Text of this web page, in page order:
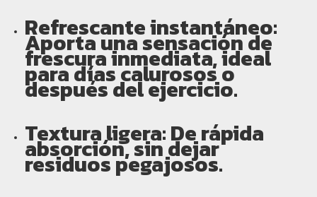
Refrescante instantáneo:
Aporta una sensación de
frescura inmediata, ideal
para días calurosos o
después del ejercicio.
Textura ligera:De rápida
absorción, sin dejar
residuos pegajosos.